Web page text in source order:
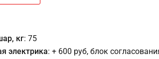
кг: 75
электрика: + 600 руб, блок